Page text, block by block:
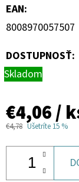
EAN:
8008970057507
DOSTUPNOSŤ:
Skladom
€4,06/
€4,78 Ušetríte 15 %